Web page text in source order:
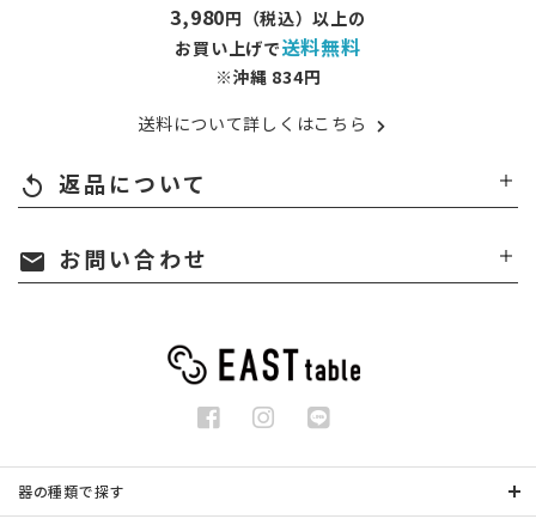
3,980円（税込）以上の
お買い上げで送料無料
※沖縄 834円
送料について詳しくはこちら
replay 返品について
mail お問い合わせ
器の種類で探す